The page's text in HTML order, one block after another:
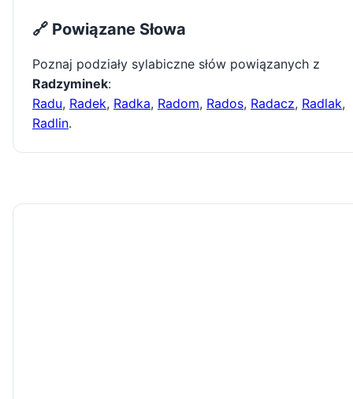
🔗 Powiązane Słowa
Poznaj podziały sylabiczne słów powiązanych z
Radzyminek:
Radu, Radek, Radka, Radom, Rados, Radacz, Radlak,
Radlin.